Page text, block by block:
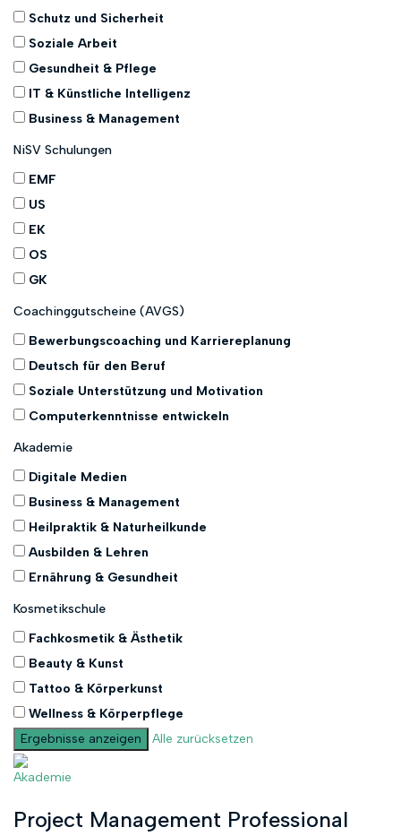
Schutz und Sicherheit
Soziale Arbeit
Gesundheit & Pflege
IT & Künstliche Intelligenz
Business & Management
NiSV Schulungen
EMF
US
EK
OS
GK
Coachinggutscheine (AVGS)
Bewerbungscoaching und Karriereplanung
Deutsch für den Beruf
Soziale Unterstützung und Motivation
Computerkenntnisse entwickeln
Akademie
Digitale Medien
Business & Management
Heilpraktik & Naturheilkunde
Ausbilden & Lehren
Ernährung & Gesundheit
Kosmetikschule
Fachkosmetik & Ästhetik
Beauty & Kunst
Tattoo & Körperkunst
Wellness & Körperpflege
Alle zurücksetzen
Akademie
Project Management Professional